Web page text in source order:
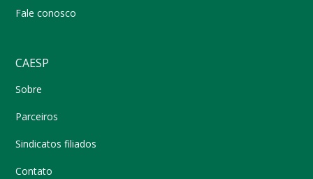
Fale conosco
CAESP
Sobre
Parceiros
Sindicatos filiados
Contato